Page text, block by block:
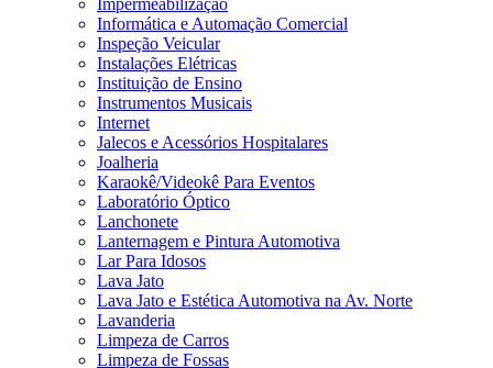
Impermeabilização
Informática e Automação Comercial
Inspeção Veicular
Instalações Elétricas
Instituição de Ensino
Instrumentos Musicais
Internet
Jalecos e Acessórios Hospitalares
Joalheria
Karaokê/Videokê Para Eventos
Laboratório Óptico
Lanchonete
Lanternagem e Pintura Automotiva
Lar Para Idosos
Lava Jato
Lava Jato e Estética Automotiva na Av. Norte
Lavanderia
Limpeza de Carros
Limpeza de Fossas